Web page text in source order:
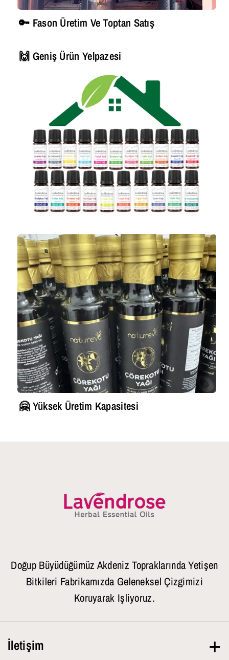
🔑 Fason Üretim Ve Toptan Satış
🙌 Geniş Ürün Yelpazesi
🤗 Yüksek Üretim Kapasitesi
Doğup Büyüdüğümüz Akdeniz Topraklarında Yetişen
Bitkileri Fabrikamızda Geleneksel Çizgimizi
Koruyarak Işliyoruz.
İletişim